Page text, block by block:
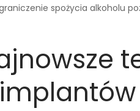
spożycia alkoholu